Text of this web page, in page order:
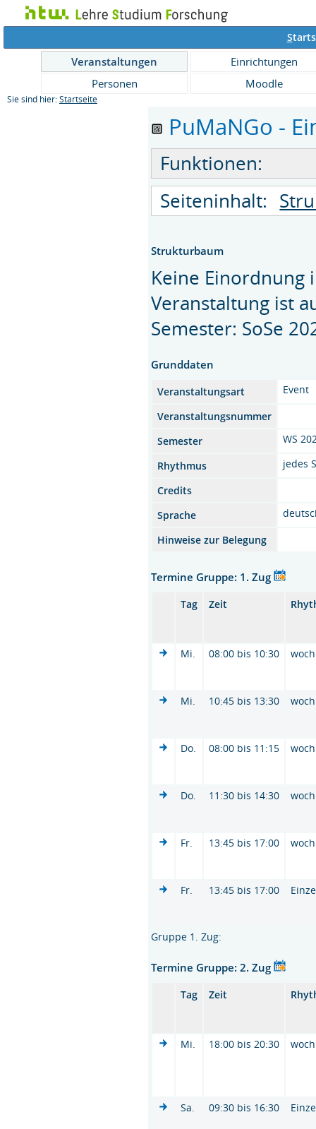
S
Veranstaltungen
Einrichtungen
Personen
Moodle
Sie sind hier: Startseite
PuMaNGo -
Funktionen:
Seiteninhalt:
Strukturbaum
Keine Einordnung
Veranstaltung ist
Semester: SoSe
Grunddaten
Veranstaltungsart
Event
Veranstaltungsnummer
Semester
WS
Rhythmus
jedes
Credits
Sprache
Hinweise zur Belegung
Termine Gruppe: 1. Zug
Tag Zeit
Mi. 08:00 bis 10:30 woch
Mi. 10:45 bis 13:30 woch
Do. 08:00 bis 11:15 woch
Do. 11:30 bis 14:30 woch
Fr. 13:45 bis 17:00 woch
Fr. 13:45 bis 17:00
Gruppe 1. Zug:
Termine Gruppe: 2. Zug
Tag Zeit
Mi. 18:00 bis 20:30 woch
Sa. 09:30 bis 16:30